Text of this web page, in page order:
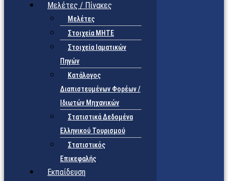
Μελέτες / Πίνακες
Μελέτες
Στοιχεία ΜΗΤΕ
Στοιχεία Ιαματικών
Πηγών
Κατάλογος
Διαπιστευμένων Φορέων /
Ιδιωτών Μηχανικών
Στατιστικά Δεδομένα
Ελληνικού Τουρισμού
Στατιστικός
Επικεφαλής
Εκπαίδευση